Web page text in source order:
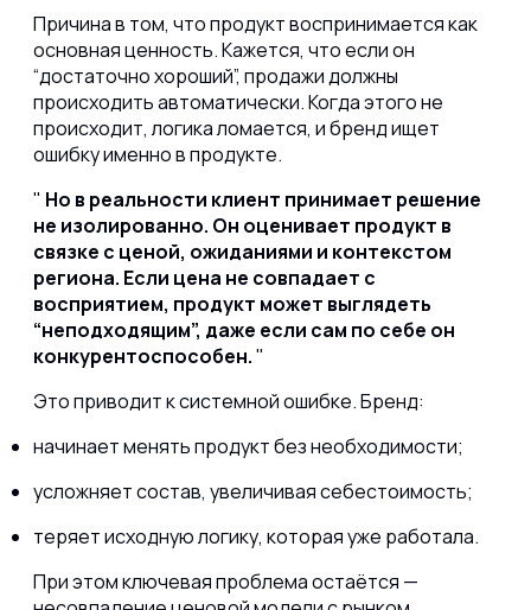
Причина в том, что продукт воспринимается как
основная ценность. Кажется, что если он
“достаточно хороший”, продажи должны
происходить автоматически. Когда этого не
происходит, логика ломается, и бренд ищет
ошибку именно в продукте.
Но в реальности клиент принимает решение
не изолированно. Он оценивает продукт в
связке с ценой, ожиданиями и контекстом
региона. Если цена не совпадает с
восприятием, продукт может выглядеть
“неподходящим”, даже если сам по себе он
конкурентоспособен.
Это приводит к системной ошибке. Бренд:
начинает менять продукт без необходимости;
усложняет состав, увеличивая себестоимость;
теряет исходную логику, которая уже работала.
При этом ключевая проблема остаётся —